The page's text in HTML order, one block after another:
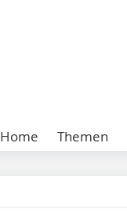
Home Themen